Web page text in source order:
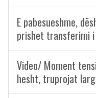
E pabesueshme,
prishet transferimi
Video/ Moment
hesht, truprojat